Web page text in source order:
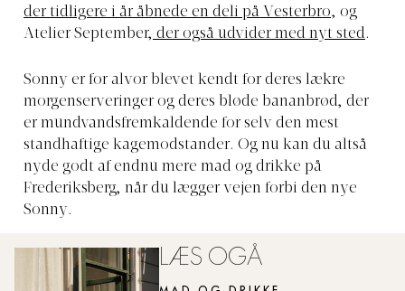
der tidligere i år åbnede en deli på Vesterbro, og
Atelier September, der også udvider med nyt sted.
Sonny er for alvor blevet kendt for deres lækre
morgenserveringer og deres bløde bananbrød, der
er mundvandsfremkaldende for selv den mest
standhaftige kagemodstander. Og nu kan du altså
nyde godt af endnu mere mad og drikke på
Frederiksberg, når du lægger vejen forbi den nye
Sonny.
LÆS OGÅ